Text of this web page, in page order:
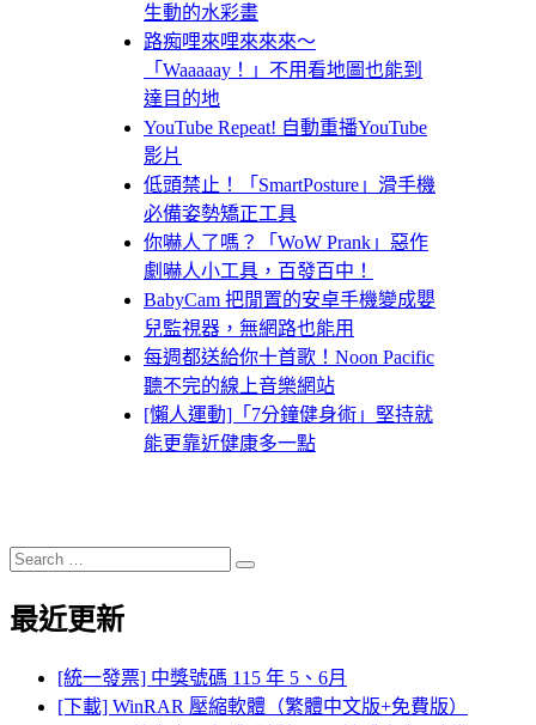
生動的水彩畫
路痴哩來哩來來來～
「Waaaaay！」不用看地圖也能到
達目的地
YouTube Repeat! 自動重播YouTube
影片
低頭禁止！「SmartPosture」滑手機
必備姿勢矯正工具
你嚇人了嗎？「WoW Prank」惡作
劇嚇人小工具，百發百中！
BabyCam 把閒置的安卓手機變成嬰
兒監視器，無網路也能用
每週都送給你十首歌！Noon Pacific
聽不完的線上音樂網站
[懶人運動]「7分鐘健身術」堅持就
能更靠近健康多一點
Search
for:
Search
最近更新
[統一發票] 中獎號碼 115 年 5、6月
[下載] WinRAR 壓縮軟體（繁體中文版+免費版）